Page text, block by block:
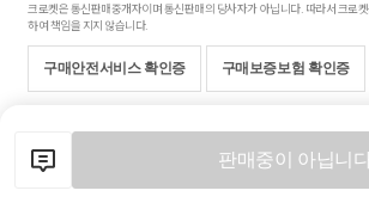
판매중이 아닙니
크로켓은 통신판매중개자이며 통신판매의 당사자가 아닙니다. 따라서 크로
하여 책임을 지지 않습니다.
구매안전서비스 확인증 구매보증보험 확인증